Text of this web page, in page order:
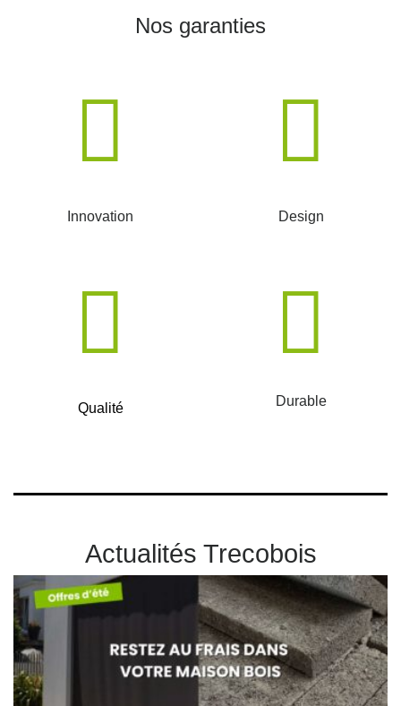
Nos garanties
Innovation Design
Qualité Durable
Actualités Trecobois